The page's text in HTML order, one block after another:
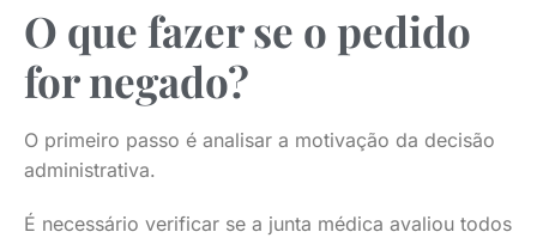
O que fazer se o pedido
for negado?
O primeiro passo é analisar a motivação da decisão
administrativa.
É necessário verificar se a junta médica avaliou todos